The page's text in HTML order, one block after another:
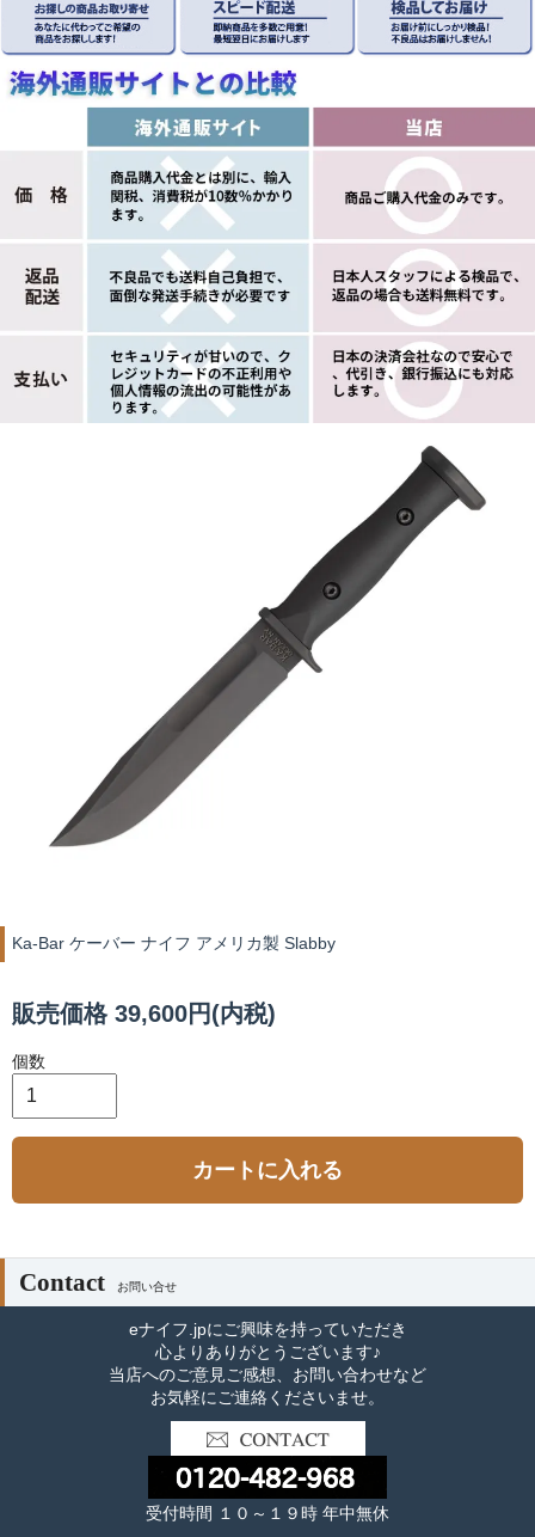
Ka-Bar ケーバー ナイフ アメリカ製 Slabby
販売価格 39,600円(内税)
個数
カートに入れる
Contact お問い合せ
eナイフ.jpにご興味を持っていただき
心よりありがとうございます♪
当店へのご意見ご感想、お問い合わせなど
お気軽にご連絡くださいませ。
受付時間 １０～１９時 年中無休